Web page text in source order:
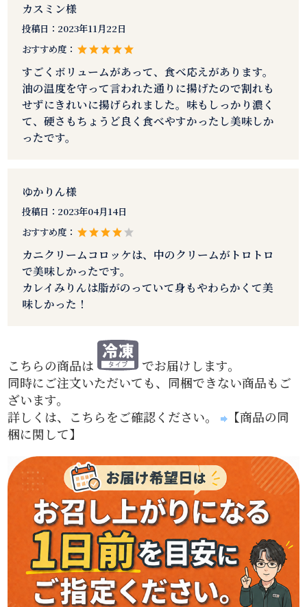
カスミン様
投稿日： 2023年11月22日
おすすめ度：
すごくボリュームがあって、食べ応えがあります。
油の温度を守って言われた通りに揚げたので割れも
せずにきれいに揚げられました。味もしっかり濃く
て、硬さもちょうど良く食べやすかったし美味しか
ったです。
ゆかりん様
投稿日： 2023年04月14日
おすすめ度：
カニクリームコロッケは、中のクリームがトロトロ
で美味しかったです。
カレイみりんは脂がのっていて身もやわらかくて美
味しかった！
こちらの商品は
でお届けします。
同時にご注文いただいても、同梱できない商品もご
ざいます。
詳しくは、こちらをご確認ください。
【商品の同
梱に関して】